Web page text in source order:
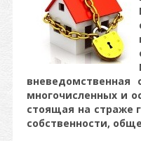
многочисленных и
стоящая на страже
собственности,